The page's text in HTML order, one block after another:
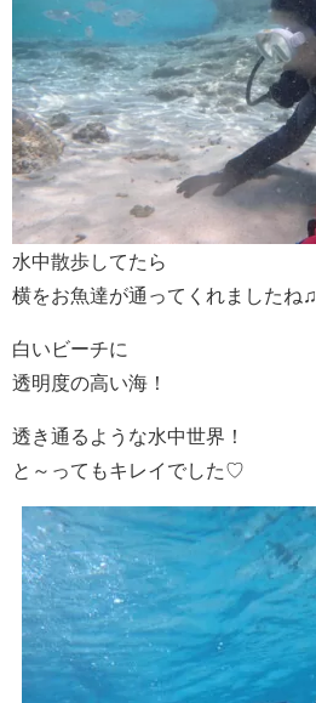
水中散歩してたら
横をお魚達が通ってくれましたね♫
白いビーチに
透明度の高い海！
透き通るような水中世界！
と～ってもキレイでした♡